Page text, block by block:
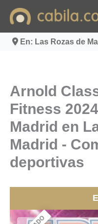
contenido
En: Las Rozas de
Arnold
Fitness
Madrid en
Madrid -
deportivas